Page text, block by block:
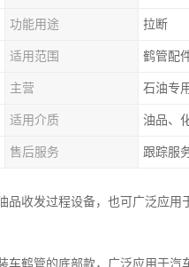
功能用途 拉断
适用范围 鹤管配
主营 石油专
适用介质 油品、
售后服务 跟踪服
收发过程设备，也可广泛应用
鹤管的底部款，广泛应用于汽